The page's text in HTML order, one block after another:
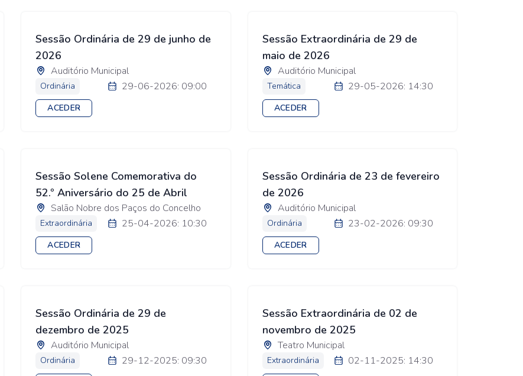
Sessão Ordinária de 29 de junho de
2026
Auditório Municipal
Ordinária 29-06-2026: 09:00
ACEDER
Sessão Extraordinária de 29 de
maio de 2026
Auditório Municipal
Temática 29-05-2026: 14:30
ACEDER
Sessão Solene Comemorativa do
52.º Aniversário do 25 de Abril
Salão Nobre dos Paços do Concelho
Extraordinária 25-04-2026: 10:30
ACEDER
Sessão Ordinária de 23 de fevereiro
de 2026
Auditório Municipal
Ordinária 23-02-2026: 09:30
ACEDER
Sessão Ordinária de 29 de
dezembro de 2025
Auditório Municipal
Ordinária 29-12-2025: 09:30
Sessão Extraordinária de 02 de
novembro de 2025
Teatro Municipal
Extraordinária 02-11-2025: 14:30